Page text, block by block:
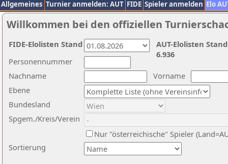
Allgemeines Turnier anmelden: AUT FIDE Spieler anmelden Elo
Willkommen bei den offiziellen
Nachname
Vorname
Ebene
Sortierung
Personennummer
Bundesland
Spgem./Kreis/Verein
Nur "österreichische" Spieler
AUT-Elolisten
6.936
FIDE-Elolisten Stand